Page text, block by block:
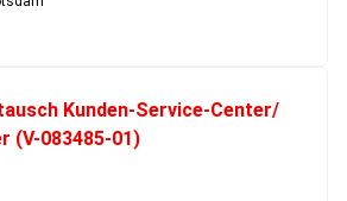
Kunden-Service-Center/
(V-083485-01)